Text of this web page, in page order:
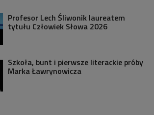
Profesor Lech Śliwonik laureatem
tytułu Człowiek Słowa 2026
Szkoła, bunt i pierwsze literackie próby
Marka Ławrynowicza